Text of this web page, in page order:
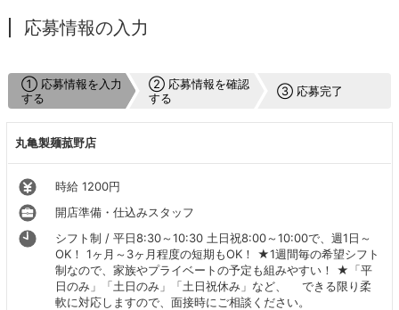
応募情報の入力
① 応募情報を入力
する
② 応募情報を確認
する
③ 応募完了
丸亀製麺菰野店
時給 1200円
開店準備・仕込みスタッフ
シフト制 / 平日8:30～10:30 土日祝8:00～10:00で、週1日～
OK！ 1ヶ月～3ヶ月程度の短期もOK！ ★1週間毎の希望シフト
制なので、家族やプライベートの予定も組みやすい！ ★「平
日のみ」「土日のみ」「土日祝休み」など、 できる限り柔
軟に対応しますので、面接時にご相談ください。